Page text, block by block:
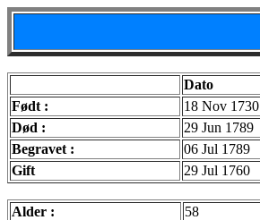
Dato
Født :
18 Nov 1730
Død :
29 Jun 1789
Begravet :
06 Jul 1789
Gift
29 Jul 1760
Alder : 58